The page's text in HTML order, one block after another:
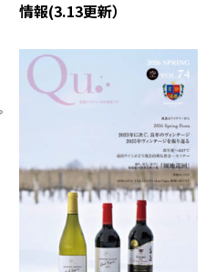
情報(3.13更新）